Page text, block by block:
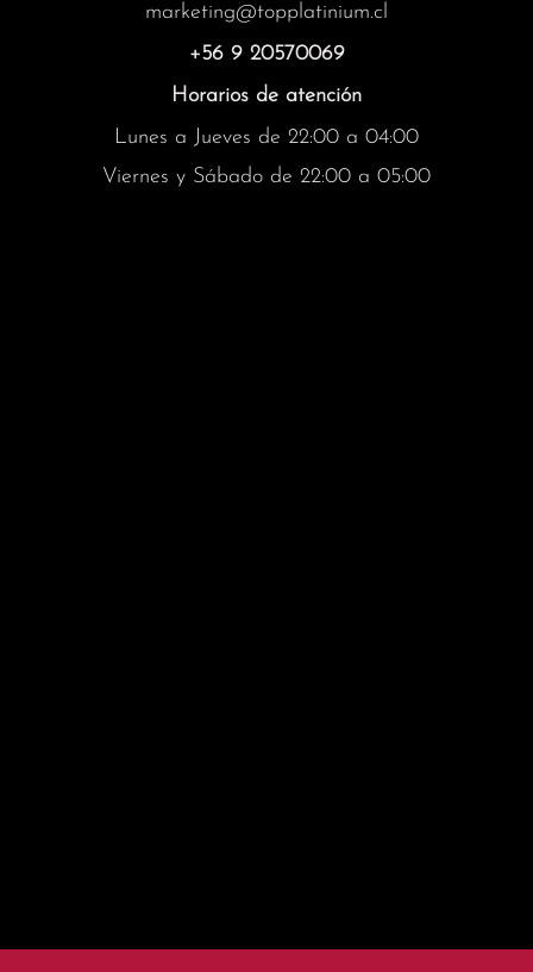
marketing@topplatinium.cl
+56 9 20570069
Horarios de atención
Lunes a Jueves de 22:00 a 04:00
Viernes y Sábado de 22:00 a 05:00